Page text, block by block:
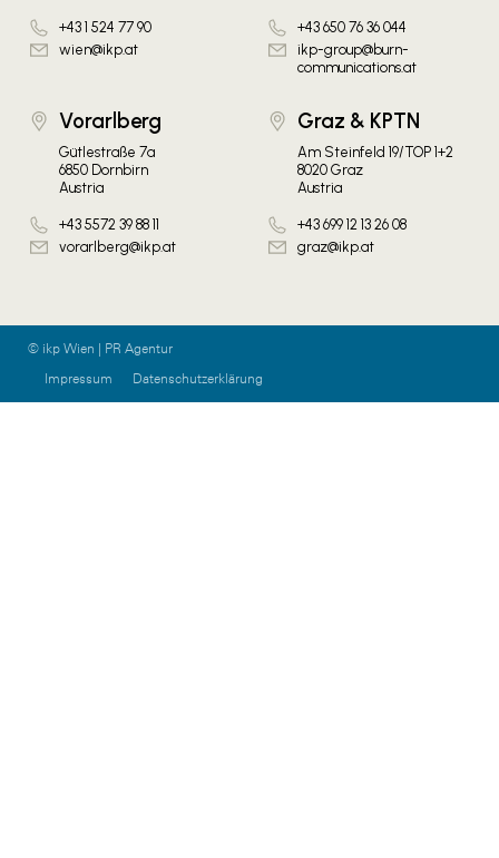
+43 1 524 77 90
wien@ikp.at
+43 650 76 36 044
ikp-group@burn-
communications.at
Vorarlberg
Gütlestraße 7a
6850 Dornbirn
Austria
+43 5572 39 88 11
vorarlberg@ikp.at
Graz & KPTN
Am Steinfeld 19/TOP 1+2
8020 Graz
Austria
+43 699 12 13 26 08
graz@ikp.at
© ikp Wien | PR Agentur
Impressum
Datenschutzerklärung